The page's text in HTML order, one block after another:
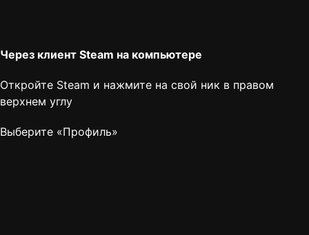
Через клиент Steam на компьютере
Откройте Steam и нажмите на свой ник в правом
верхнем углу
Выберите «Профиль»